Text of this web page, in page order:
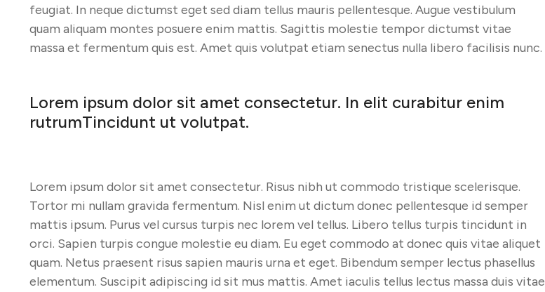
feugiat. In neque dictumst eget sed diam tellus mauris pellentesque. Augue vestibulum
quam aliquam montes posuere enim mattis. Sagittis molestie tempor dictumst vitae
massa et fermentum quis est. Amet quis volutpat etiam senectus nulla libero facilisis nunc.
Lorem ipsum dolor sit amet consectetur. In elit curabitur enim
rutrumTincidunt ut volutpat.
Lorem ipsum dolor sit amet consectetur. Risus nibh ut commodo tristique scelerisque.
Tortor mi nullam gravida fermentum. Nisl enim ut dictum donec pellentesque id semper
mattis ipsum. Purus vel cursus turpis nec lorem vel tellus. Libero tellus turpis tincidunt in
orci. Sapien turpis congue molestie eu diam. Eu eget commodo at donec quis vitae aliquet
quam. Netus praesent risus sapien mauris urna et eget. Bibendum semper lectus phasellus
elementum. Suscipit adipiscing id sit mus mattis. Amet iaculis tellus lectus massa duis vitae